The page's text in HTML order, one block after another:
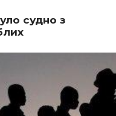
судно з